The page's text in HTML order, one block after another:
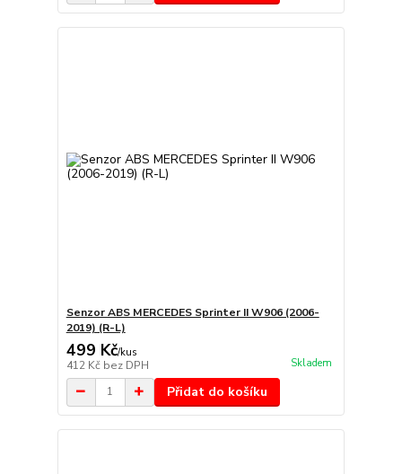
Senzor ABS MERCEDES Sprinter II W906 (2006-
2019) (R-L)
499 Kč/kus
412 Kč bez DPH Skladem
Přidat do košíku